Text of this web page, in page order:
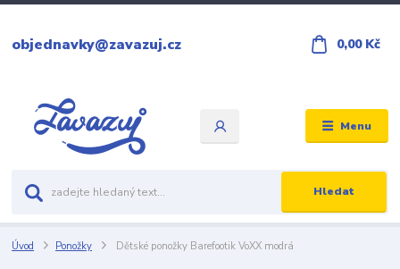
Menu
Hledat
objednavky@zavazuj.cz 0,00 Kč
Úvod Ponožky Dětské ponožky Barefootik VoXX modrá